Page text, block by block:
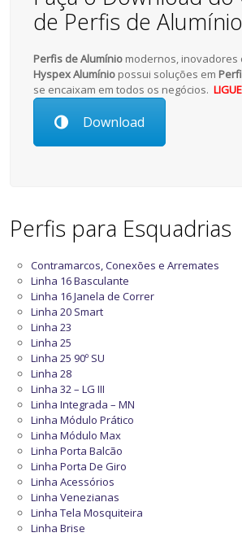
de Perfis de
Perfis de Alumínio modernos, inovadores
Hyspex Alumínio possui soluções em
se encaixam em todos os negócios.
Download
Perfis para Esquadrias
Contramarcos, Conexões e Arremates
Linha 16 Basculante
Linha 16 Janela de Correr
Linha 20 Smart
Linha 23
Linha 25
Linha 25 90º SU
Linha 28
Linha 32 – LG III
Linha Integrada – MN
Linha Módulo Prático
Linha Módulo Max
Linha Porta Balcão
Linha Porta De Giro
Linha Acessórios
Linha Venezianas
Linha Tela Mosquiteira
Linha Brise